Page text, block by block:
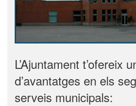
L’Ajuntament t’ofereix
d’avantatges en els
serveis municipals: